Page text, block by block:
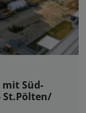
Süd-
St.Pölten/